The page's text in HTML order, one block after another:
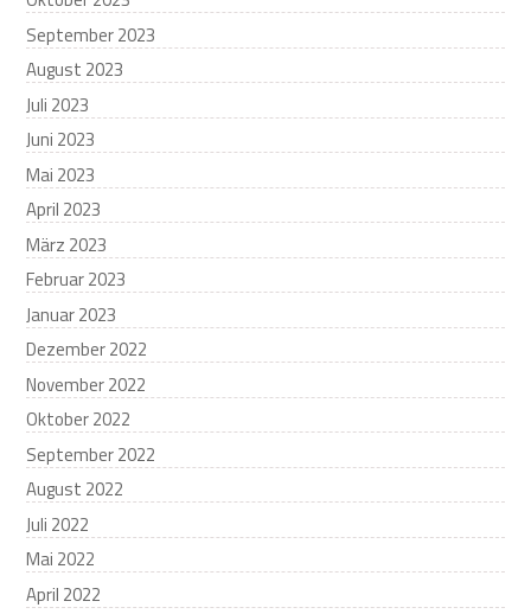
September 2023
August 2023
Juli 2023
Juni 2023
Mai 2023
April 2023
März 2023
Februar 2023
Januar 2023
Dezember 2022
November 2022
Oktober 2022
September 2022
August 2022
Juli 2022
Mai 2022
April 2022